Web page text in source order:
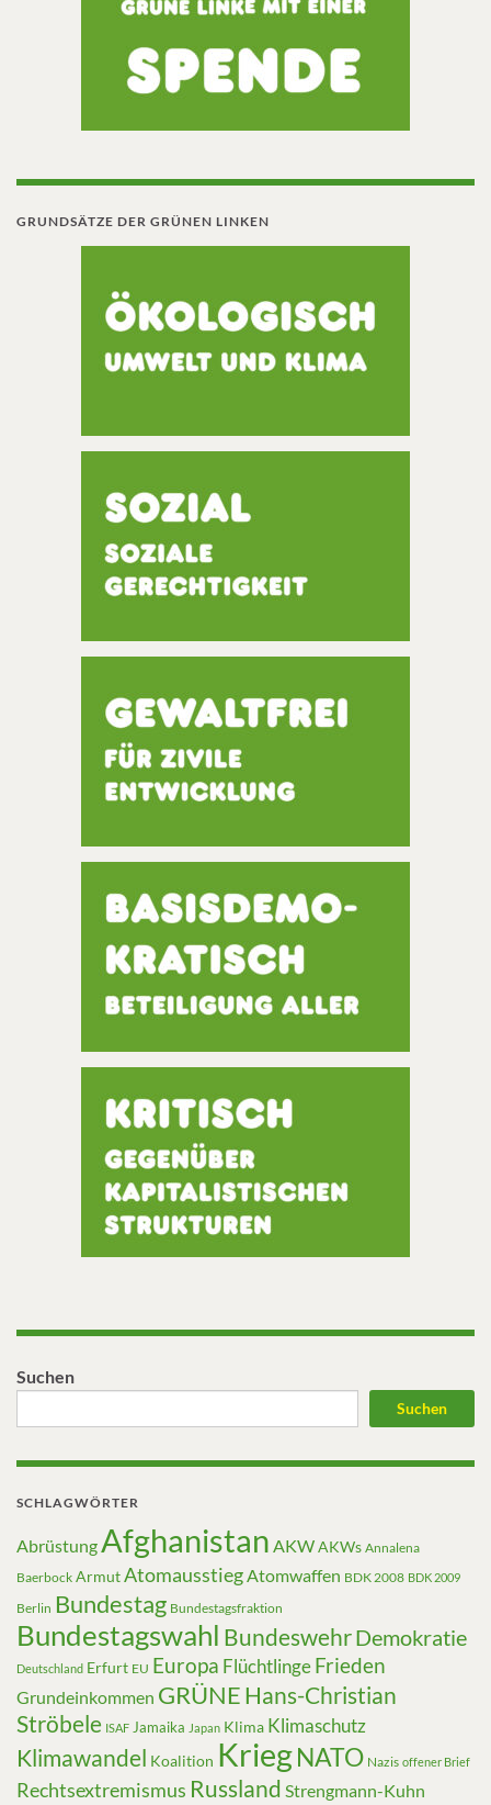
GRUNDSÄTZE DER GRÜNEN LINKEN
Suchen
Suchen
SCHLAGWÖRTER
AbrüstungAfghanistan AKWAKWs Annalena
Baerbock ArmutAtomausstiegAtomwaffen BDK 2008 BDK 2009
Berlin Bundestag Bundestagsfraktion
Bundestagswahl BundeswehrDemokratie
Deutschland Erfurt EU Europa FlüchtlingeFrieden
Grundeinkommen GRÜNE Hans-Christian
Ströbele ISAF Jamaika Japan Klima Klimaschutz
Klimawandel Koalition KriegNATO Nazis offener Brief
Rechtsextremismus Russland Strengmann-Kuhn